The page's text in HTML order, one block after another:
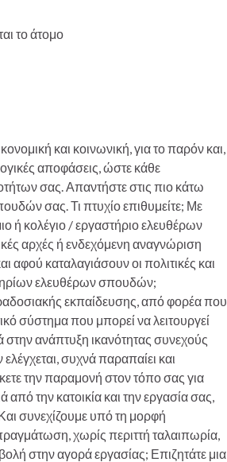
το άτομο
και κοινωνική, για το παρόν και,
αποφάσεις, ώστε κάθε
σας. Απαντήστε στις πιο κάτω
σας. Τι πτυχίο επιθυμείτε; Με
ή κολέγιο / εργαστήριο ελευθέρων
αρχές ή ενδεχόμενη αναγνώριση
αφού καταλαγιάσουν οι πολιτικές και
ελευθέρων σπουδών;
εκπαίδευσης, από φορέα που
σύστημα που μπορεί να λειτουργεί
στην ανάπτυξη ικανότητας συνεχούς
συχνά παραπαίει και
την παραμονή στον τόπο σας για
από την κατοικία και την εργασία σας,
συνεχίζουμε υπό τη μορφή
χωρίς περιττή ταλαιπωρία,
στην αγορά εργασίας; Επιζητάτε μια